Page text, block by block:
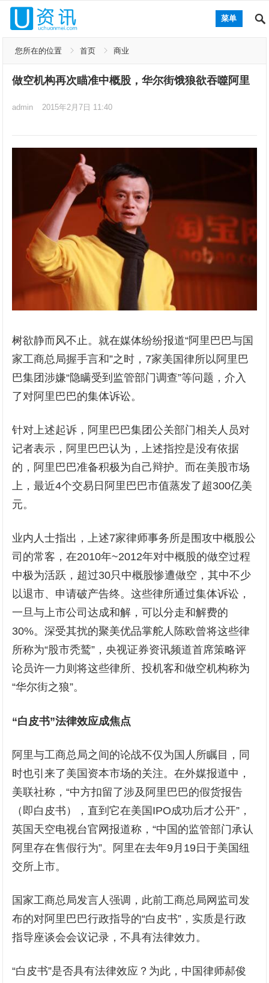
菜单
您所在的位置 首页 商业
做空机构再次瞄准中概股，华尔街饿狼欲吞噬阿里
admin 2015年2月7日 11:40
树欲静而风不止。就在媒体纷纷报道“阿里巴巴与国
家工商总局握手言和”之时，7家美国律所以阿里巴
巴集团涉嫌“隐瞒受到监管部门调查”等问题，介入
了对阿里巴巴的集体诉讼。
针对上述起诉，阿里巴巴集团公关部门相关人员对
记者表示，阿里巴巴认为，上述指控是没有依据
的，阿里巴巴准备积极为自己辩护。而在美股市场
上，最近4个交易日阿里巴巴市值蒸发了超300亿美
元。
业内人士指出，上述7家律师事务所是围攻中概股公
司的常客，在2010年~2012年对中概股的做空过程
中极为活跃，超过30只中概股惨遭做空，其中不少
以退市、申请破产告终。这些律所通过集体诉讼，
一旦与上市公司达成和解，可以分走和解费的
30%。深受其扰的聚美优品掌舵人陈欧曾将这些律
所称为“股市秃鹫”，央视证券资讯频道首席策略评
论员许一力则将这些律所、投机客和做空机构称为
“华尔街之狼”。
“白皮书”法律效应成焦点
阿里与工商总局之间的论战不仅为国人所瞩目，同
时也引来了美国资本市场的关注。在外媒报道中，
美联社称，“中方扣留了涉及阿里巴巴的假货报告
（即白皮书），直到它在美国IPO成功后才公开”，
英国天空电视台官网报道称，“中国的监管部门承认
阿里存在售假行为”。阿里在去年9月19日于美国纽
交所上市。
国家工商总局发言人强调，此前工商总局网监司发
布的对阿里巴巴行政指导的“白皮书”，实质是行政
指导座谈会会议记录，不具有法律效力。
“白皮书”是否具有法律效应？为此，中国律师郝俊